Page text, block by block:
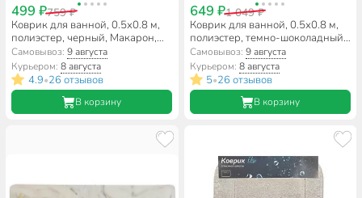
499 ₽759 ₽
Коврик для ванной, 0.5х0.8 м,
полиэстер, черный, Макарон,
Y3-849
Самовывоз:9 августа
Курьером:8 августа
4.9•26 отзывов
В корзину
649 ₽1 049 ₽
Коврик для ванной, 0.5х0.8 м,
полиэстер, темно-шоколадный,
Макарон, Y3-844
Самовывоз: 9 августа
Курьером: 8 августа
5•26 отзывов
В корзину